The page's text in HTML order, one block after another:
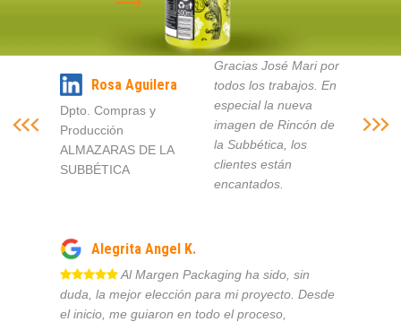
Rosa Aguilera
Dpto. Compras y
Producción
ALMAZARAS DE LA
SUBBÉTICA
Gracias José Mari por
todos los trabajos. En
especial la nueva
imagen de Rincón de
la Subbética, los
clientes están
encantados.
Alegrita Angel K.
Al Margen Packaging ha sido, sin
duda, la mejor elección para mi proyecto. Desde
el inicio, me guiaron en todo el proceso,